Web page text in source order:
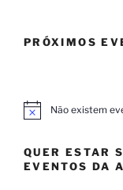
PRÓXIMOS
A
s
o
Não existem
QUER ESTAR
EVENTOS DA